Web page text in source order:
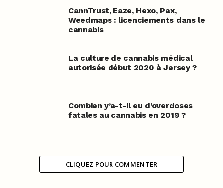
CannTrust, Eaze, Hexo, Pax,
Weedmaps : licenciements dans le
cannabis
La culture de cannabis médical
autorisée début 2020 à Jersey ?
Combien y’a-t-il eu d’overdoses
fatales au cannabis en 2019 ?
CLIQUEZ POUR COMMENTER